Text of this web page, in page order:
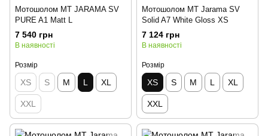
Мотошолом MT JARAMA SV
PURE A1 Matt L
7 540 грн
В наявності
Розмір
XS S M L XL
XXL
Мотошолом MT Jarama SV
Solid A7 White Gloss XS
7 124 грн
В наявності
Розмір
XS S M L XL
XXL